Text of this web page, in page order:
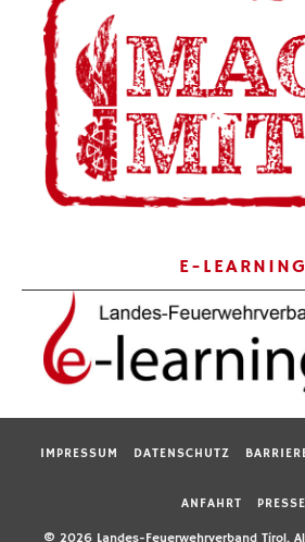
E-LEARNING
IMPRESSUM DATENSCHUTZ
ANFAHRT PRESSE
© 2026 Landes-Feuerwehrverband Tirol.